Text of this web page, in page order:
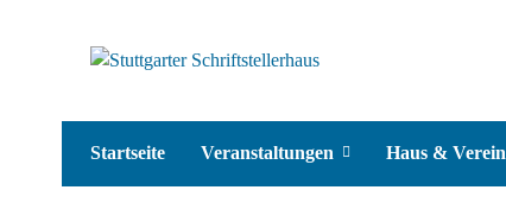
Startseite Veranstaltungen Haus & Verein